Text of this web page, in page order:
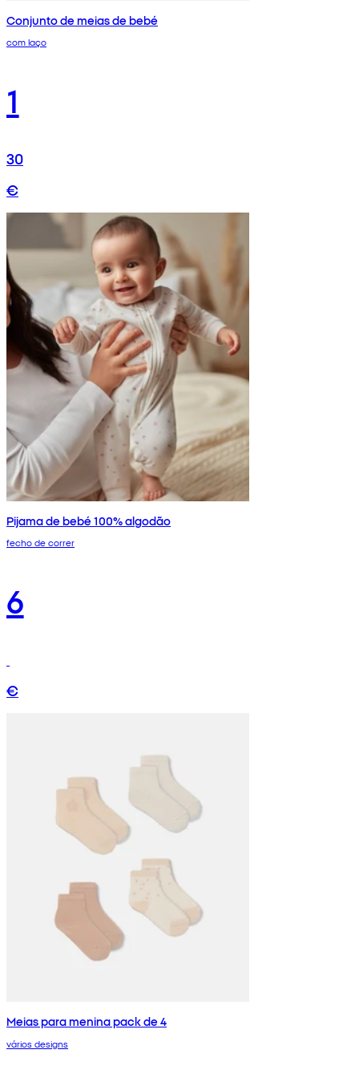
Conjunto de meias de bebé
com laço
1
30
€
Pijama de bebé 100% algodão
fecho de correr
6
€
Meias para menina pack de 4
vários designs